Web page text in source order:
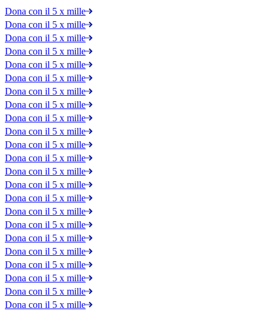
Dona con il 5 x mille
Dona con il 5 x mille
Dona con il 5 x mille
Dona con il 5 x mille
Dona con il 5 x mille
Dona con il 5 x mille
Dona con il 5 x mille
Dona con il 5 x mille
Dona con il 5 x mille
Dona con il 5 x mille
Dona con il 5 x mille
Dona con il 5 x mille
Dona con il 5 x mille
Dona con il 5 x mille
Dona con il 5 x mille
Dona con il 5 x mille
Dona con il 5 x mille
Dona con il 5 x mille
Dona con il 5 x mille
Dona con il 5 x mille
Dona con il 5 x mille
Dona con il 5 x mille
Dona con il 5 x mille